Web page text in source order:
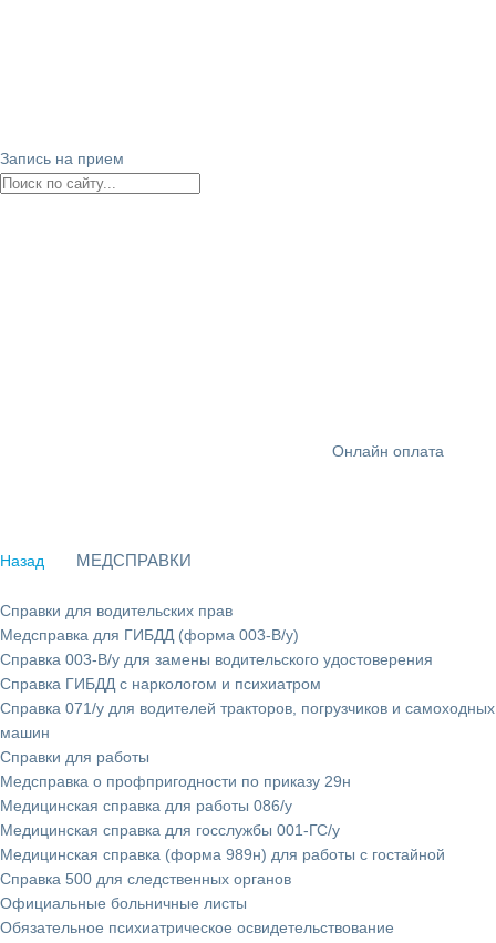
Запись на прием
Онлайн оплата
Назад МЕДСПРАВКИ
Справки для водительских прав
Медсправка для ГИБДД (форма 003-В/у)
Справка 003-В/у для замены водительского удостоверения
Справка ГИБДД с наркологом и психиатром
Справка 071/у для водителей тракторов, погрузчиков и самоходных
машин
Справки для работы
Медсправка о профпригодности по приказу 29н
Медицинская справка для работы 086/у
Медицинская справка для госслужбы 001-ГС/у
Медицинская справка (форма 989н) для работы с гостайной
Справка 500 для следственных органов
Официальные больничные листы
Обязательное психиатрическое освидетельствование